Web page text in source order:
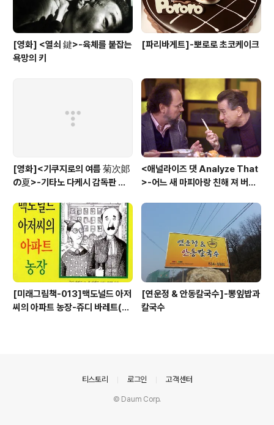
[영화] <열쇠 鍵>-육체를 붙잡는
욕망의 키
[파리바게트]-뽀로로 초코케이크
[영화]<기쿠지로의 여름 菊次郞
の夏>-기타노 다케시 감독판 키
<애널라이즈 댓 Analyze That
>-어느 새 마피아랑 친해 져 버
[미래그림책-013]맥도널드 아저
씨의 아파트 농장-쥬디 바레트(Ju
[연운정 & 안동칼국수]-뽕잎밥과
칼국수
티스토리 로그인 고객센터
© Daum Corp.